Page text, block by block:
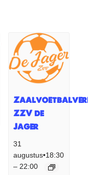
ZZV de
Jager
31
augustus•18:30
–22:00